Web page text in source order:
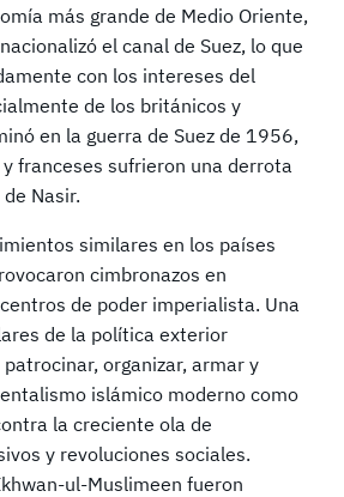
más grande de Medio Oriente,
el canal de Suez, lo que
con los intereses del
de los británicos y
en la guerra de Suez de 1956,
franceses sufrieron una derrota
Nasir.
similares en los países
cimbronazos en
de poder imperialista. Una
de la política exterior
organizar, armar y
islámico moderno como
la creciente ola de
y revoluciones sociales.
ul-Muslimeen fueron